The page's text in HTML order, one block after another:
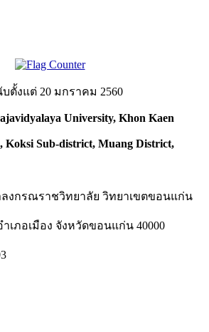
บตั้งแต่ 20 มกราคม 2560
University, Khon Kaen
Koksi Sub-district, Muang District,
งกรณราชวิทยาลัย วิทยาเขตขอนแก่น
เภอเมือง จังหวัดขอนแก่น 40000